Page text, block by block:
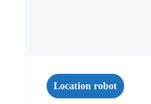
Location robot